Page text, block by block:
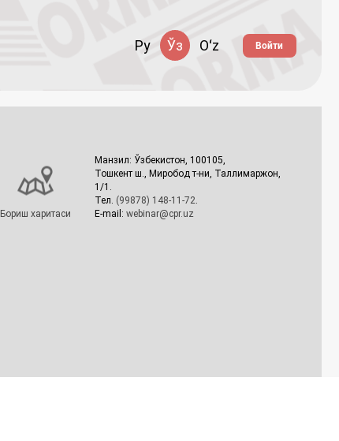
Ру Ўз Oʻz Войти
Бориш харитаси
Манзил: Ўзбекистон, 100105,
Тошкент ш., Миробод т-ни, Таллимаржон,
1/1.
Тел. (99878) 148-11-72
E-mail: webinar@cpr.uz